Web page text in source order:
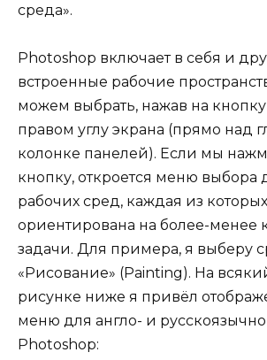
среда».
Photoshop включает в себя и
встроенные рабочие
можем выбрать, нажав на
правом углу экрана (прямо над
колонке панелей). Если мы
кнопку, откроется меню выбора
рабочих сред, каждая из которых
ориентирована на более-менее
задачи. Для примера, я выберу
«Рисование» (Painting). На
рисунке ниже я привёл
меню для англо- и
Photoshop: